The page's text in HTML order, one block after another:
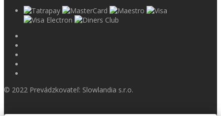
© 2022 Prevádzkovateľ: Slowlandia s.r.o.